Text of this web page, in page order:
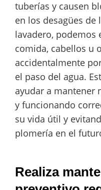
tuberías y causen
en los desagües de
lavadero, podemos
comida, cabellos u
accidentalmente
el paso del agua.
ayudar a mantener
y funcionando
su vida útil y
plomería en el
Realiza